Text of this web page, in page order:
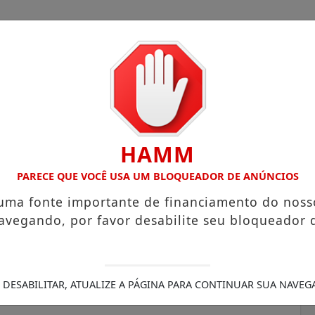
ATUAÇÃO VOLTADA AO MUNICÍPIO RECEITA FEDERAL
Gestão Kelly Lobato
apenas abandono em
HAMM
PARECE QUE VOCÊ USA UM BLOQUEADOR DE ANÚNCIOS
fonte importante de financiamento do
por favor desabilite seu bloqueador
DESABILITAR, ATUALIZE A PÁGINA PARA CONTINUAR SUA